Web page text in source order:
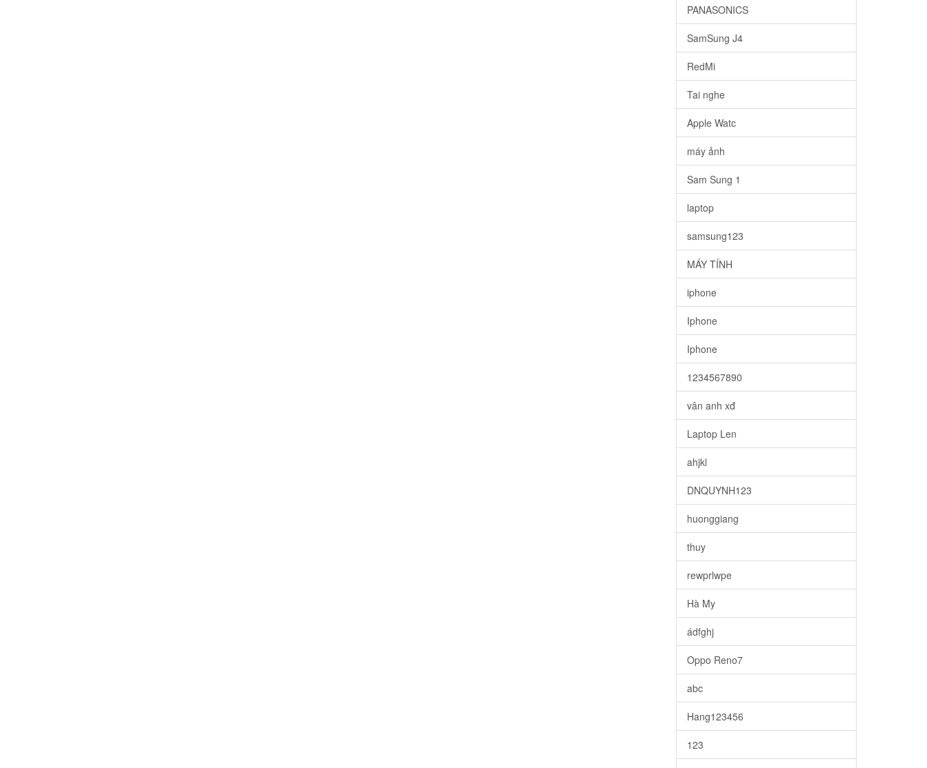
PANASONICS
SamSung J4
RedMi
Tai nghe
Apple Watc
máy ảnh
Sam Sung 1
laptop
samsung123
MÁY TÍNH
iphone
Iphone
Iphone
1234567890
vân anh xđ
Laptop Len
ahjkl
DNQUYNH123
huonggiang
thuy
rewprlwpe
Hà My
ádfghj
Oppo Reno7
abc
Hang123456
123